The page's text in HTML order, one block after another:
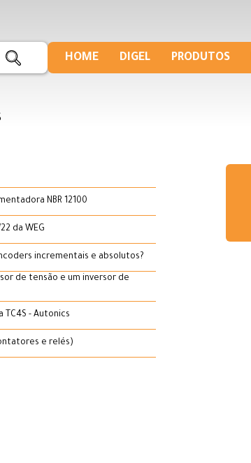
HOME DIGEL PRODUTOS
NBR 12100
da WEG
incrementais e absolutos?
de tensão e um inversor de
- Autonics
e relés)